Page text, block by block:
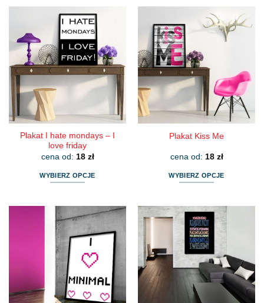
ma
wiele
wariantów.
Opcje
można
wybrać
produktu
wiele
wariantów.
Opcje
można
wybrać
na
stronie
produktu
Plakat I hate mondays – I
love friday
cena od: 18 zł
WYBIERZ OPCJE
wiele
wariantów.
Opcje
można
wybrać
na
stronie
Plakat Kiss Me
cena od: 18 zł
WYBIERZ OPCJE
ma
wiele
wariantów.
Opcje
można
wybrać
na
stronie